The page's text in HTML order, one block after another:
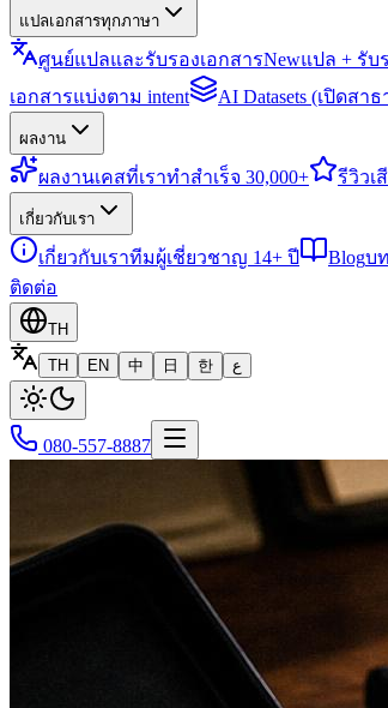
แปลเอกสารทุกภาษา
ศูนย์แปลและรับรองเอกสารNewแปล + รับ
เอกสารแบ่งตาม intent
AI Datasets (เปิดสา
ผลงาน
ผลงานเคสที่เราทำสำเร็จ 30,000+ รีวิวเ
เกี่ยวกับเรา
เกี่ยวกับเราทีมผู้เชี่ยวชาญ 14+ ปี Blogบ
ติดต่อ
TH
TH
EN 中 日 한 ع
080-557-8887